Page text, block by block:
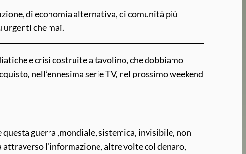
di economia alternativa, di comunità più
urgenti che mai.
e crisi costruite a tavolino, che dobbiamo
nell’ennesima serie TV, nel prossimo weekend
questa guerra ,mondiale, sistemica, invisibile, non
attraverso l’informazione, altre volte col denaro,